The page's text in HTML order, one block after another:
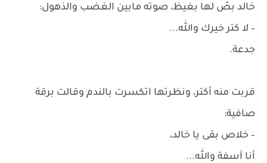
خالد بصّ لها بغيظ، صوته مابين الغضب والذهول:
– لا كتر خيرك والله...
جدعة.
قربت منه أكتر، ونظرتها اتكسرت بالندم وقالت برقة
صافية:
– خلاص بقى يا خالد،
أنا آسفة والله...